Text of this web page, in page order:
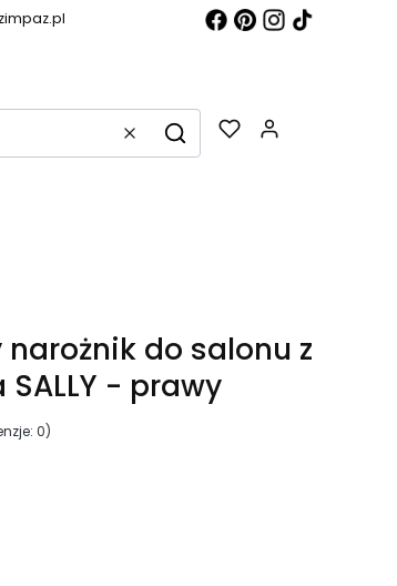
WyczyśćSzukaj
do salonu z
- prawy
0)